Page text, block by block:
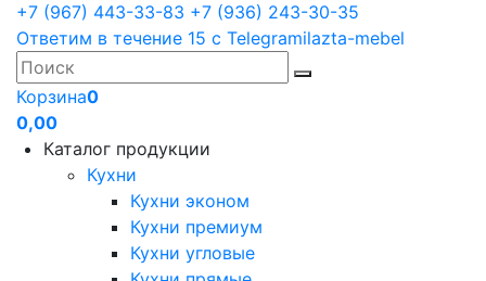
+7 (967) 443-33-83 +7 (936) 243-30-35
Ответим в течение 15 с Telegramilazta-mebel
Корзина0
0,00
Каталог продукции
Кухни
Кухни эконом
Кухни премиум
Кухни угловые